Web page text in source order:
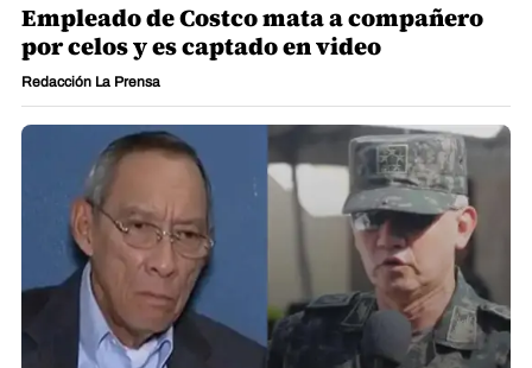
Empleado de Costco mata a compañero
por celos y es captado en video
Redacción La Prensa